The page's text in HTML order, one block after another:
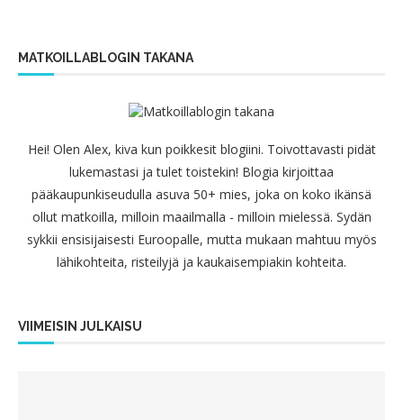
MATKOILLABLOGIN TAKANA
Hei! Olen Alex, kiva kun poikkesit blogiini. Toivottavasti pidät
lukemastasi ja tulet toistekin! Blogia kirjoittaa
pääkaupunkiseudulla asuva 50+ mies, joka on koko ikänsä
ollut matkoilla, milloin maailmalla - milloin mielessä. Sydän
sykkii ensisijaisesti Euroopalle, mutta mukaan mahtuu myös
lähikohteita, risteilyjä ja kaukaisempiakin kohteita.
VIIMEISIN JULKAISU